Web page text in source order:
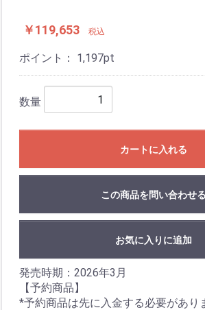
￥119,653 税込
ポイント： 1,197pt
数量
カートに入れる
この商品を問い合わせる
お気に入りに追加
発売時期：2026年3月
【予約商品】
*予約商品は先に入金する必要があり